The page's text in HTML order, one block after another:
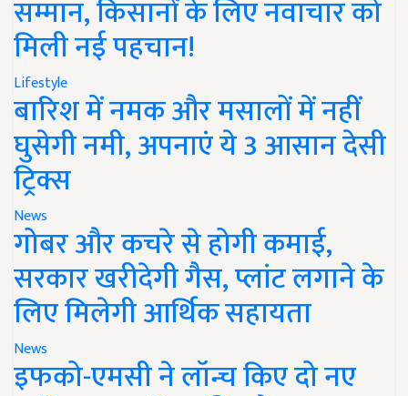
सम्मान, किसानों के लिए नवाचार को
मिली नई पहचान!
Lifestyle
बारिश में नमक और मसालों में नहीं
घुसेगी नमी, अपनाएं ये 3 आसान देसी
ट्रिक्स
News
गोबर और कचरे से होगी कमाई,
सरकार खरीदेगी गैस, प्लांट लगाने के
लिए मिलेगी आर्थिक सहायता
News
इफको-एमसी ने लॉन्च किए दो नए